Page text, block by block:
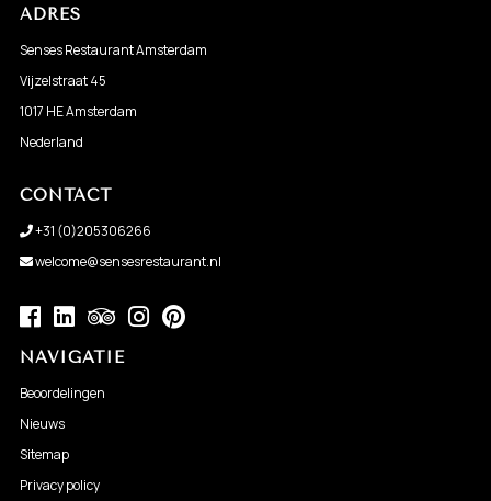
ADRES
Senses Restaurant Amsterdam
Vijzelstraat 45
1017 HE Amsterdam
Nederland
CONTACT
+31 (0)205306266
welcome@sensesrestaurant.nl
NAVIGATIE
Beoordelingen
Nieuws
Sitemap
Privacy policy